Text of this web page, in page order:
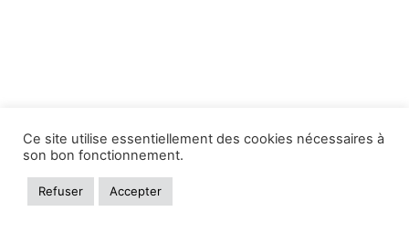
Ce site utilise essentiellement des cookies nécessaires à
son bon fonctionnement.
Refuser Accepter